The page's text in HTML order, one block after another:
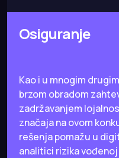
Osiguranje
Kao i u mnogim
brzom obradom
zadržavanjem
značaja na ovom
rešenja pomažu u
analitici rizika